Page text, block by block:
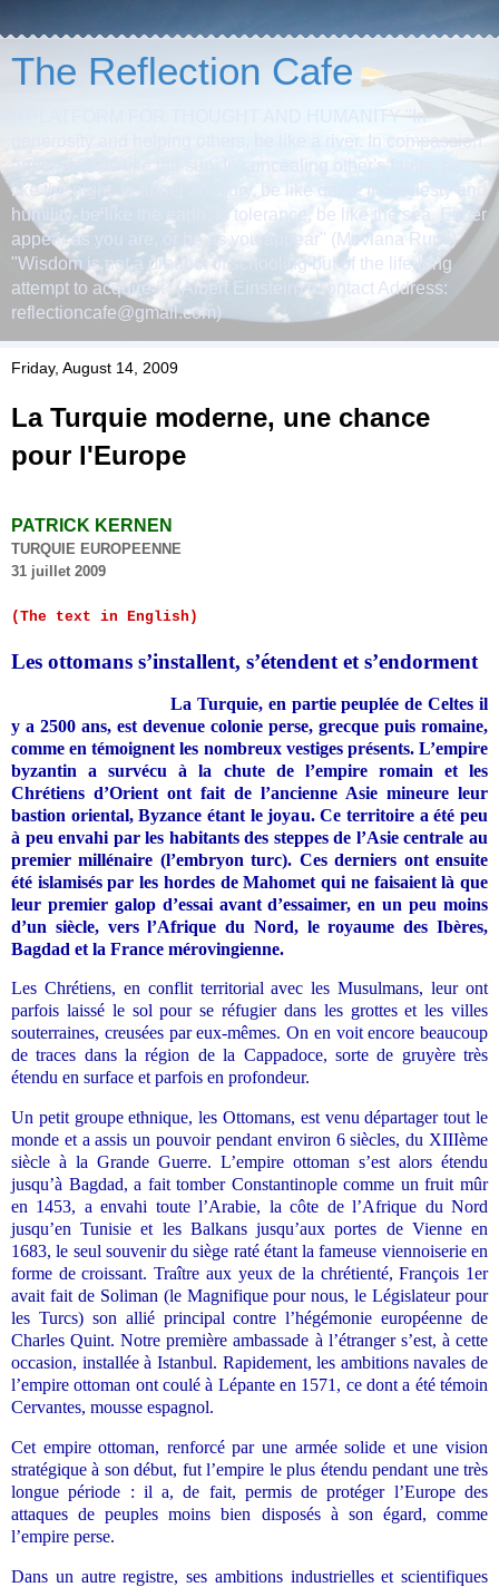
The Reflection Cafe
A PLATFORM FOR THOUGHT AND HUMANITY "In
generosity and helping others, be like a river. In compassion
and grace, be like the sun. In concealing other's faults, be
like the night. In anger and fury, be like dead. In modesty and
humility, be like the earth. In tolerance, be like the sea. Either
appear as you are, or be as you appear" (Mevlana Rumi)
"Wisdom is not a product of schooling but of the life-long
attempt to acquire it" (Albert Einstein) (Contact Address:
reflectioncafe@gmail.com)
Friday, August 14, 2009
La Turquie moderne, une chance
pour l'Europe
PATRICK KERNEN
TURQUIE EUROPEENNE
31 juillet 2009
( The text in English )
Les ottomans s’installent, s’étendent et s’endorment
La Turquie, en partie peuplée de Celtes il
y a 2500 ans, est devenue colonie perse, grecque puis romaine,
comme en témoignent les nombreux vestiges présents. L’empire
byzantin a survécu à la chute de l’empire romain et les
Chrétiens d’Orient ont fait de l’ancienne Asie mineure leur
bastion oriental, Byzance étant le joyau. Ce territoire a été peu
à peu envahi par les habitants des steppes de l’Asie centrale au
premier millénaire (l’embryon turc). Ces derniers ont ensuite
été islamisés par les hordes de Mahomet qui ne faisaient là que
leur premier galop d’essai avant d’essaimer, en un peu moins
d’un siècle, vers l’Afrique du Nord, le royaume des Ibères,
Bagdad et la France mérovingienne.
Les Chrétiens, en conflit territorial avec les Musulmans, leur ont
parfois laissé le sol pour se réfugier dans les grottes et les villes
souterraines, creusées par eux-mêmes. On en voit encore beaucoup
de traces dans la région de la Cappadoce, sorte de gruyère très
étendu en surface et parfois en profondeur.
Un petit groupe ethnique, les Ottomans, est venu départager tout le
monde et a assis un pouvoir pendant environ 6 siècles, du XIIIème
siècle à la Grande Guerre. L’empire ottoman s’est alors étendu
jusqu’à Bagdad, a fait tomber Constantinople comme un fruit mûr
en 1453, a envahi toute l’Arabie, la côte de l’Afrique du Nord
jusqu’en Tunisie et les Balkans jusqu’aux portes de Vienne en
1683, le seul souvenir du siège raté étant la fameuse viennoiserie en
forme de croissant. Traître aux yeux de la chrétienté, François 1er
avait fait de Soliman (le Magnifique pour nous, le Législateur pour
les Turcs) son allié principal contre l’hégémonie européenne de
Charles Quint. Notre première ambassade à l’étranger s’est, à cette
occasion, installée à Istanbul. Rapidement, les ambitions navales de
l’empire ottoman ont coulé à Lépante en 1571, ce dont a été témoin
Cervantes, mousse espagnol.
Cet empire ottoman, renforcé par une armée solide et une vision
stratégique à son début, fut l’empire le plus étendu pendant une très
longue période : il a, de fait, permis de protéger l’Europe des
attaques de peuples moins bien disposés à son égard, comme
l’empire perse.
Dans un autre registre, ses ambitions industrielles et scientifiques